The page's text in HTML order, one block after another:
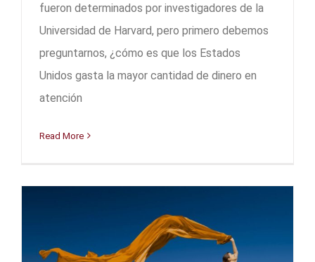
fueron determinados por investigadores de la
Universidad de Harvard, pero primero debemos
preguntarnos, ¿cómo es que los Estados
Unidos gasta la mayor cantidad de dinero en
atención
Read More